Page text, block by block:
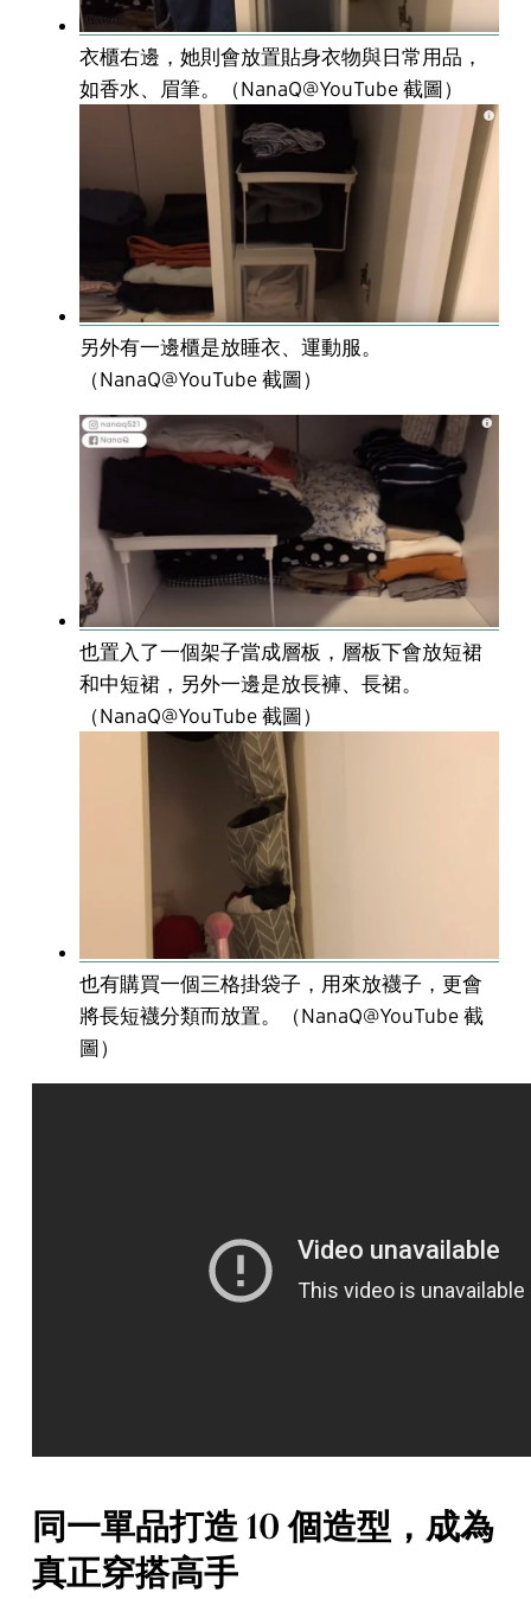
衣櫃右邊，她則會放置貼身衣物與日常用品，
如香水、眉筆。（NanaQ@YouTube 截圖）
另外有一邊櫃是放睡衣、運動服。
（NanaQ@YouTube 截圖）
也置入了一個架子當成層板，層板下會放短裙
和中短裙，另外一邊是放長褲、長裙。
（NanaQ@YouTube 截圖）
也有購買一個三格掛袋子，用來放襪子，更會
將長短襪分類而放置。（NanaQ@YouTube 截
圖）
同一單品打造 10 個造型，成為
真正穿搭高手